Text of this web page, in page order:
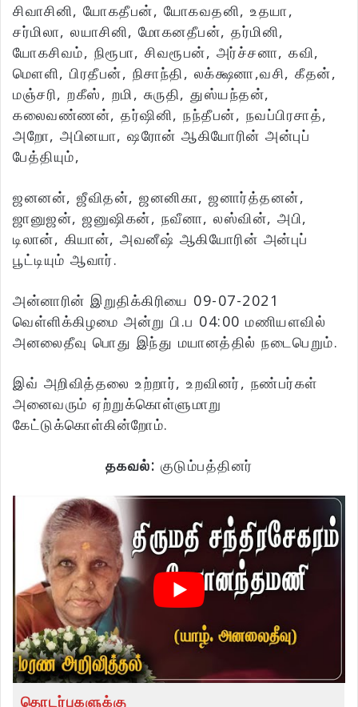
சிவாசினி, யோகதீபன், யோகவதனி, உதயா,
சர்மிலா, லயாசினி, மோகனதீபன், தர்மினி,
யோகசிவம், நிரூபா, சிவரூபன், அர்ச்சனா, கவி,
மௌளி, பிரதீபன், நிசாந்தி, லக்க்ஷனா,வசி, கீதன்,
மஞ்சரி, றகீஸ், றமி, சுருதி, துஸ்யந்தன்,
கலைவண்ணன், தர்ஷினி, நந்தீபன், நவப்பிரசாத்,
அறோ, அபினயா, ஷரோன் ஆகியோரின் அன்புப்
பேத்தியும்,
ஜனனன், ஜீவிதன், ஜனனிகா, ஜனார்த்தனன்,
ஜானுஜன், ஜனுஷிகன், நவீனா, லஸ்வின், அபி,
டிலான், கியான், அவனீஷ் ஆகியோரின் அன்புப்
பூட்டியும் ஆவார்.
அன்னாரின் இறுதிக்கிரியை 09-07-2021
வெள்ளிக்கிழமை அன்று பி.ப 04:00 மணியளவில்
அனலைதீவு பொது இந்து மயானத்தில் நடைபெறும்.
இவ் அறிவித்தலை உற்றார், உறவினர், நண்பர்கள்
அனைவரும் ஏற்றுக்கொள்ளுமாறு
கேட்டுக்கொள்கின்றோம்.
தகவல்: குடும்பத்தினர்
தொடர்புகளுக்கு